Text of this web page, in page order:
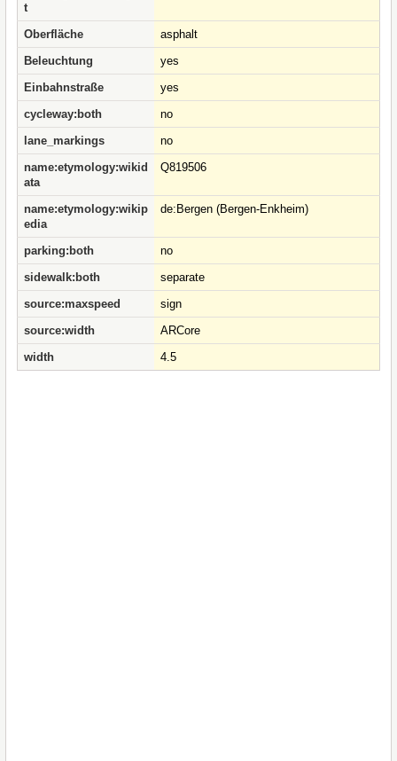
t
Oberfläche
asphalt
Beleuchtung
yes
Einbahnstraße
yes
cycleway:both
no
lane_markings
no
name:etymology:wikid
ata
Q819506
name:etymology:wikip
edia
de:Bergen (Bergen-Enkheim)
parking:both
no
sidewalk:both
separate
source:maxspeed
sign
source:width
ARCore
width
4.5